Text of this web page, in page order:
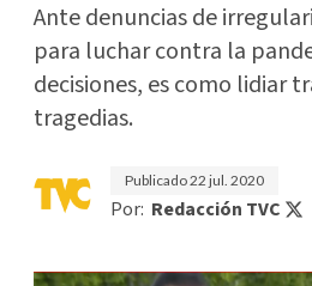
Ante denuncias de
para luchar contra la
decisiones, es como lidiar
tragedias.
Publicado22 jul. 2020
Por: Redacción TVC